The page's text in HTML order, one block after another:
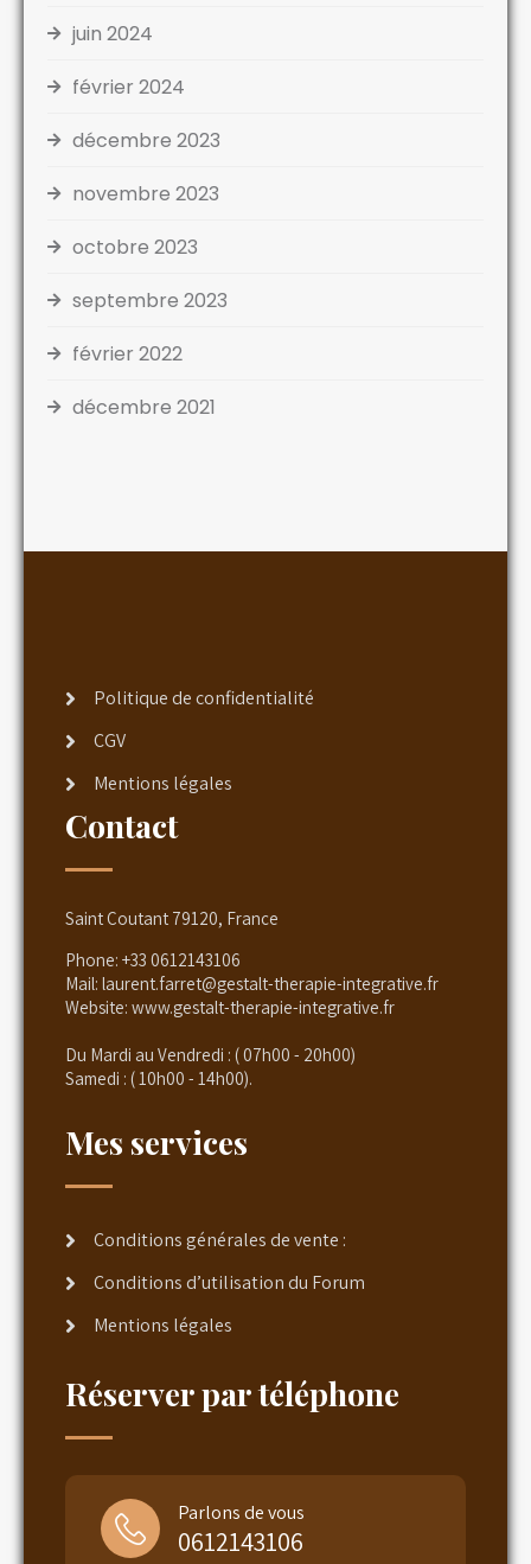
juin 2024
février 2024
décembre 2023
novembre 2023
octobre 2023
septembre 2023
février 2022
décembre 2021
Politique de confidentialité
CGV
Mentions légales
Contact
Saint Coutant 79120, France
Phone: +33 0612143106
Mail: laurent.farret@gestalt-therapie-integrative.fr
Website: www.gestalt-therapie-integrative.fr
Du Mardi au Vendredi : ( 07h00 - 20h00)
Samedi : ( 10h00 - 14h00).
Mes services
Conditions générales de vente :
Conditions d’utilisation du Forum
Mentions légales
Réserver par téléphone
Parlons de vous
0612143106